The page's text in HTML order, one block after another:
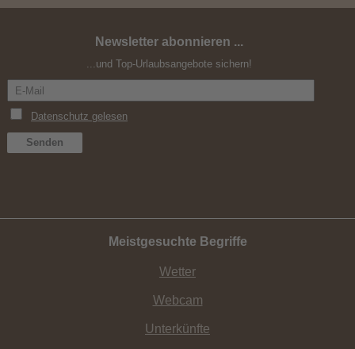
Spätsommer-Wochen 6+1
Newsletter abonnieren ...
...und Top-Urlaubsangebote sichern!
Meistgesuchte Begriffe
Wetter
Webcam
Unterkünfte